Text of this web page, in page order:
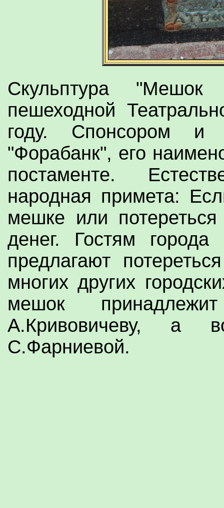
Скульптура
пешеходной
году. Спонсором и
"Форабанк", его
постаменте.
народная примета:
мешке или
денег. Гостям города
предлагают
многих других
мешок
А.Кривовичеву, а
С.Фарниевой.